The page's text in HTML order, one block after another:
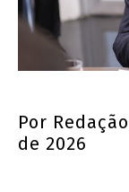
Por
de 2026